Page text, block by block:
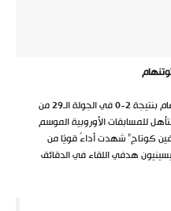
حقق فريق فولهام انتصارًا مهمًا على توتنهام بنتيجة 2-0 في الجولة الـ29 من
للمسابقات الأوروبية الموسم
كوتاج” شهدت أداءً قويًا من
هدفي اللقاء في الدقائق